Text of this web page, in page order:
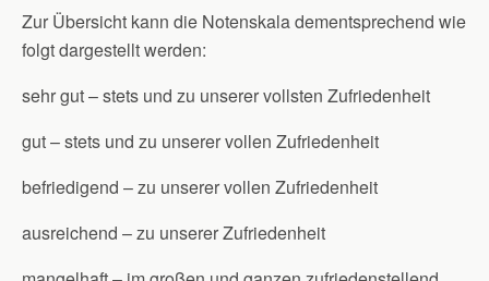
Zur Übersicht kann die Notenskala dementsprechend wie
folgt dargestellt werden:
sehr gut – stets und zu unserer vollsten Zufriedenheit
gut – stets und zu unserer vollen Zufriedenheit
befriedigend – zu unserer vollen Zufriedenheit
ausreichend – zu unserer Zufriedenheit